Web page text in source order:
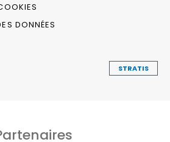
DONNÉES
STRATIS